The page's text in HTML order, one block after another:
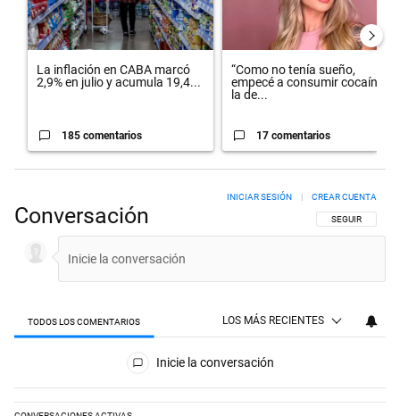
La inflación en CABA marcó
2,9% en julio y acumula 19,4...
185 comentarios
“Como no tenía sueño,
empecé a consumir cocaína”:
la de...
17 comentarios
Conversación SIGA ESTA
SEGUIR
INICIAR SESIÓN CREAR CUENTA
TODOS LOS COMENTARIOS LOS MÁS RECIENTES
Todos los comentarios
Inicie la conversación